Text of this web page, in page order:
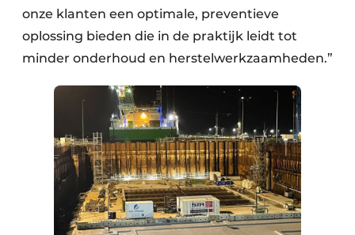
onze klanten een optimale, preventieve
oplossing bieden die in de praktijk leidt tot
minder onderhoud en herstelwerkzaamheden.”